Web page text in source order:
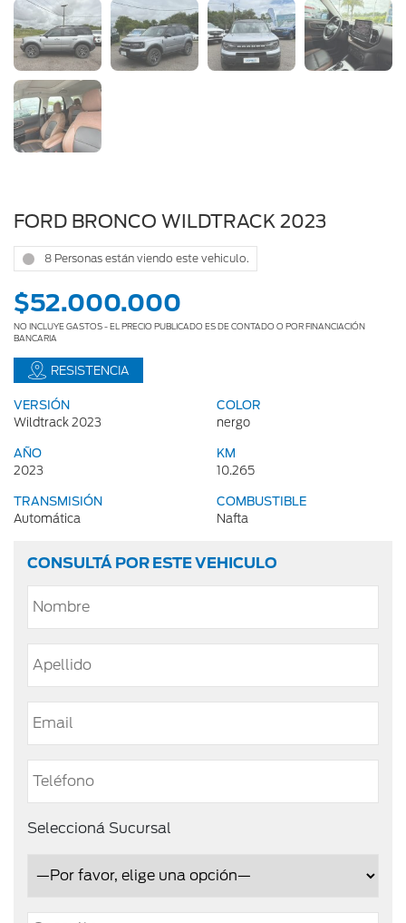
FORD BRONCO WILDTRACK 2023
8 Personas están viendo este vehiculo.
$52.000.000
NO INCLUYE GASTOS - EL PRECIO PUBLICADO ES DE CONTADO O POR FINANCIACIÓN
BANCARIA
RESISTENCIA
VERSIÓN
Wildtrack 2023
COLOR
nergo
AÑO
2023
KM
10.265
TRANSMISIÓN
Automática
COMBUSTIBLE
Nafta
CONSULTÁ POR ESTE VEHICULO
Seleccioná Sucursal